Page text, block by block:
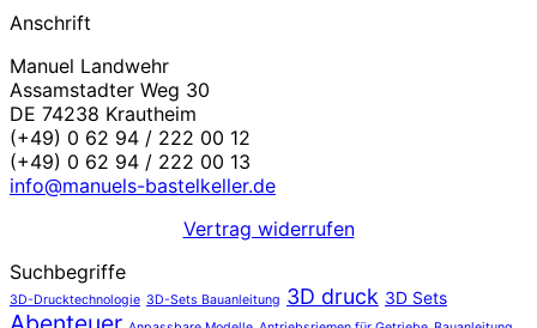
Anschrift
Manuel Landwehr
Assamstadter Weg 30
DE 74238 Krautheim
(+49) 0 62 94 / 222 00 12
(+49) 0 62 94 / 222 00 13
info@manuels-bastelkeller.de
Vertrag widerrufen
Suchbegriffe
3D-Drucktechnologie 3D-Sets Bauanleitung 3D druck 3D Sets